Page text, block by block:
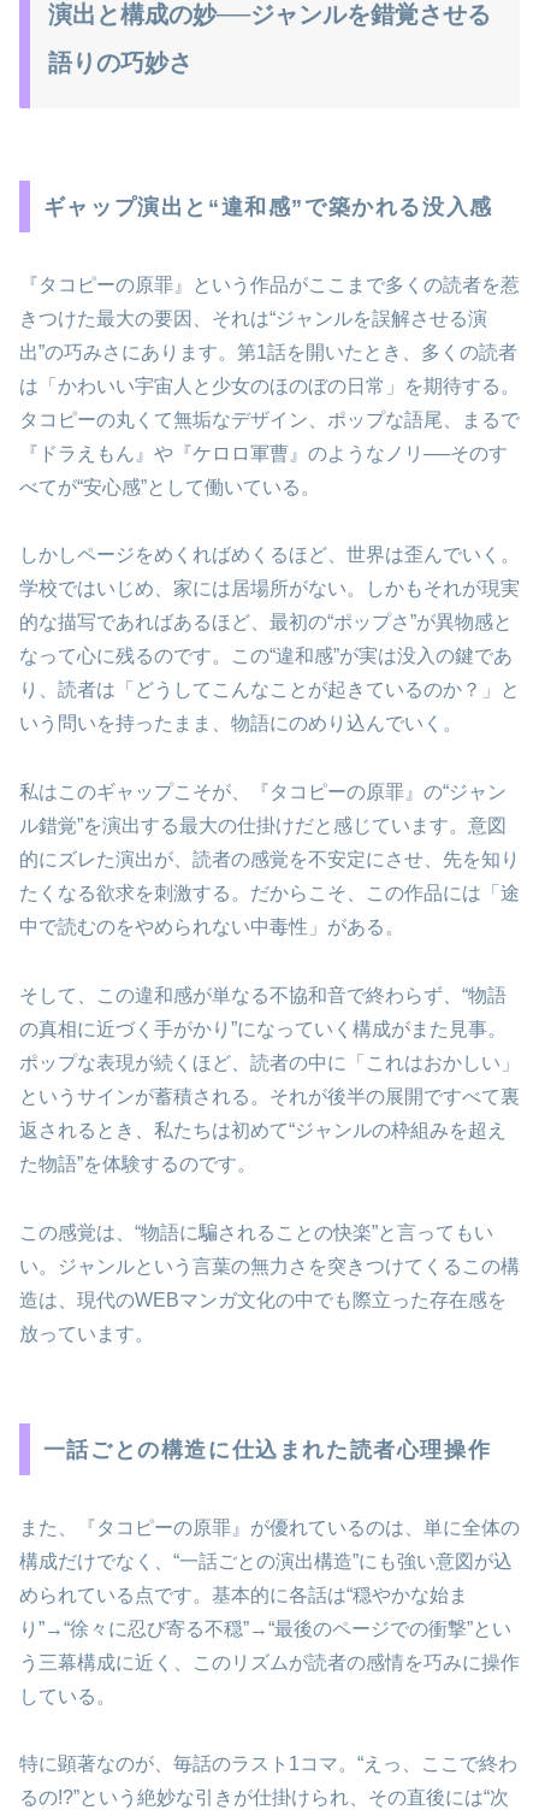
演出と構成の妙──ジャンルを錯覚させる
語りの巧妙さ
ギャップ演出と“違和感”で築かれる没入感
『タコピーの原罪』という作品がここまで多くの読者を惹
きつけた最大の要因、それは“ジャンルを誤解させる演
出”の巧みさにあります。第1話を開いたとき、多くの読者
は「かわいい宇宙人と少女のほのぼの日常」を期待する。
タコピーの丸くて無垢なデザイン、ポップな語尾、まるで
『ドラえもん』や『ケロロ軍曹』のようなノリ──そのす
べてが“安心感”として働いている。
しかしページをめくればめくるほど、世界は歪んでいく。
学校ではいじめ、家には居場所がない。しかもそれが現実
的な描写であればあるほど、最初の“ポップさ”が異物感と
なって心に残るのです。この“違和感”が実は没入の鍵であ
り、読者は「どうしてこんなことが起きているのか？」と
いう問いを持ったまま、物語にのめり込んでいく。
私はこのギャップこそが、『タコピーの原罪』の“ジャン
ル錯覚”を演出する最大の仕掛けだと感じています。意図
的にズレた演出が、読者の感覚を不安定にさせ、先を知り
たくなる欲求を刺激する。だからこそ、この作品には「途
中で読むのをやめられない中毒性」がある。
そして、この違和感が単なる不協和音で終わらず、“物語
の真相に近づく手がかり”になっていく構成がまた見事。
ポップな表現が続くほど、読者の中に「これはおかしい」
というサインが蓄積される。それが後半の展開ですべて裏
返されるとき、私たちは初めて“ジャンルの枠組みを超え
た物語”を体験するのです。
この感覚は、“物語に騙されることの快楽”と言ってもい
い。ジャンルという言葉の無力さを突きつけてくるこの構
造は、現代のWEBマンガ文化の中でも際立った存在感を
放っています。
一話ごとの構造に仕込まれた読者心理操作
また、『タコピーの原罪』が優れているのは、単に全体の
構成だけでなく、“一話ごとの演出構造”にも強い意図が込
められている点です。基本的に各話は“穏やかな始ま
り”→“徐々に忍び寄る不穏”→“最後のページでの衝撃”とい
う三幕構成に近く、このリズムが読者の感情を巧みに操作
している。
特に顕著なのが、毎話のラスト1コマ。“えっ、ここで終わ
るの!?”という絶妙な引きが仕掛けられ、その直後には“次